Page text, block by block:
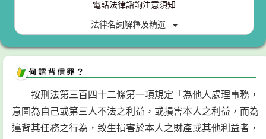
電話法律諮詢注意須知
法律名詞解釋及精選
按刑法第三百四十二條第一項規定「為他人處理事務，
意圖為自己或第三人不法之利益，或損害本人之利益，而為
違背其任務之行為，致生損害於本人之財產或其他利益者，